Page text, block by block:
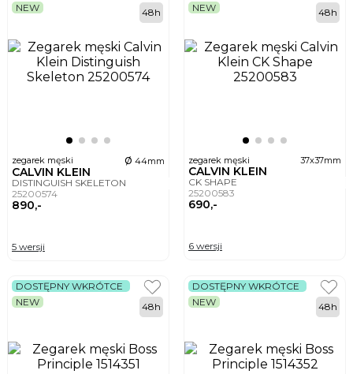
zegarek męski ø 44mm
CALVIN KLEIN
DISTINGUISH SKELETON
25200574
890,-
NEW
48h
5 wersji
zegarek męski 37x37mm
CALVIN KLEIN
CK SHAPE
25200583
690,-
NEW
48h
6 wersji
DOSTĘPNY WKRÓTCE
NEW
48h
DOSTĘPNY WKRÓTCE
NEW
48h